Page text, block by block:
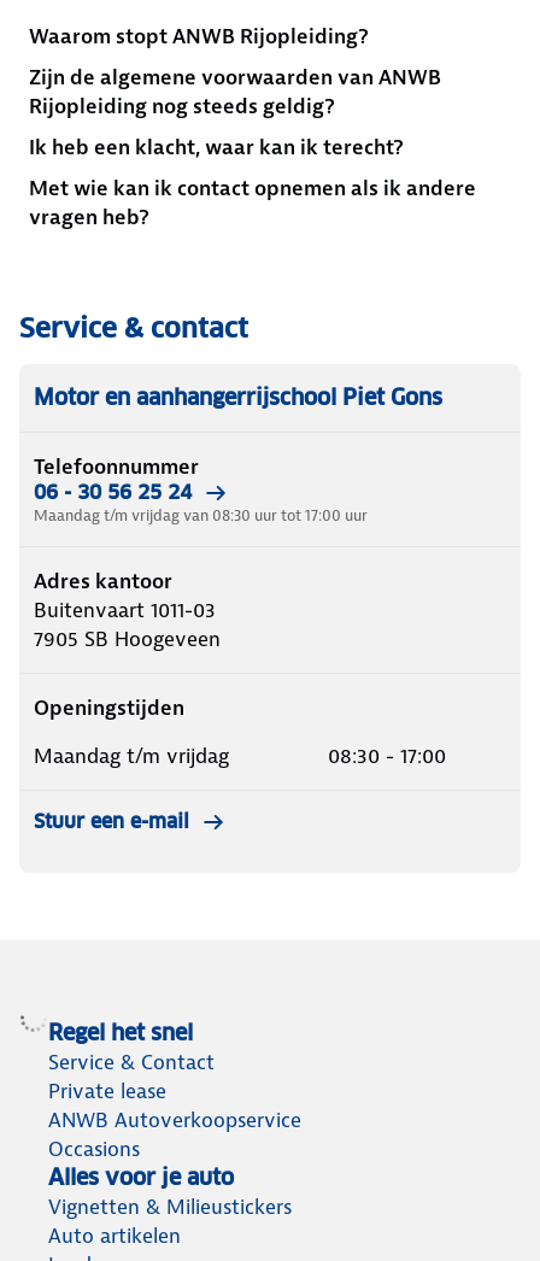
Waarom stopt ANWB Rijopleiding?
Zijn de algemene voorwaarden van ANWB
Rijopleiding nog steeds geldig?
Ik heb een klacht, waar kan ik terecht?
Met wie kan ik contact opnemen als ik andere
vragen heb?
Service & contact
Motor en aanhangerrijschool Piet Gons
Telefoonnummer
06 - 30 56 25 24
Maandag t/m vrijdag van 08:30 uur tot 17:00 uur
Adres kantoor
Buitenvaart 1011-03
7905 SB Hoogeveen
Openingstijden
Maandag t/m vrijdag
08:30 - 17:00
Stuur een e-mail
Regel het snel
Service & Contact
Private lease
ANWB Autoverkoopservice
Occasions
Alles voor je auto
Vignetten & Milieustickers
Auto artikelen